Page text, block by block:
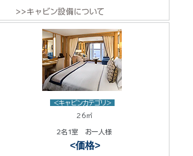
>>キャビン設備について
<キャビンカテゴリ>
26㎡
2名1室 お一人様
<価格>